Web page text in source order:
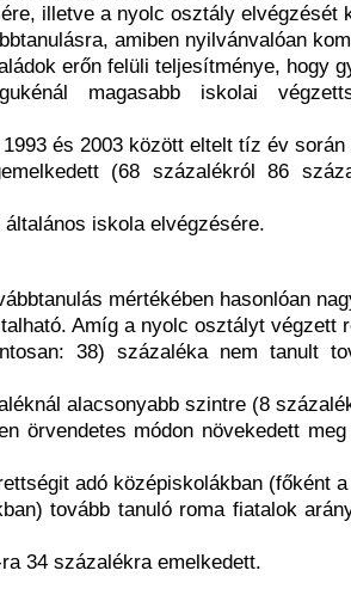
illetve a nyolc osztály elvégzését
amiben nyilvánvalóan
erőn felüli teljesítménye, hogy
magasabb iskolai
és 2003 között eltelt tíz év során
(68 százalékról 86
iskola elvégzésére.
mértékében hasonlóan
Amíg a nyolc osztályt végzett
38) százaléka nem tanult
alacsonyabb szintre (8
örvendetes módon növekedett
adó középiskolákban (főként a
tovább tanuló roma fiatalok
34 százalékra emelkedett.